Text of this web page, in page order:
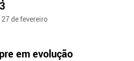
de fevereiro
em evolução